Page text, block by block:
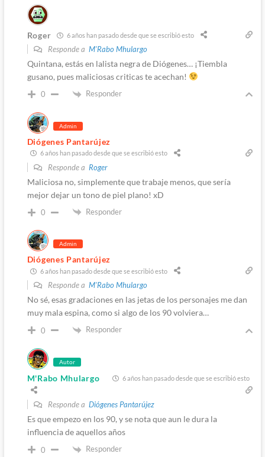
Roger 6 años han pasado desde que se escribió esto
Responde a M'Rabo Mhulargo
Quintana, estás en lalista negra de Diógenes… ¡Tiembla
gusano, pues maliciosas criticas te acechan!
0 Responder
Admin
Diógenes Pantarújez
6 años han pasado desde que se escribió esto
Responde a Roger
Maliciosa no, simplemente que trabaje menos, que sería
mejor dejar un tono de piel plano! xD
0 Responder
Admin
Diógenes Pantarújez
6 años han pasado desde que se escribió esto
Responde a M'Rabo Mhulargo
No sé, esas gradaciones en las jetas de los personajes me dan
muy mala espina, como si algo de los 90 volviera…
0 Responder
Autor
M'Rabo Mhulargo 6 años han pasado desde que se escribió esto
Responde a Diógenes Pantarújez
Es que empezo en los 90, y se nota que aun le dura la
influencia de aquellos años
0 Responder